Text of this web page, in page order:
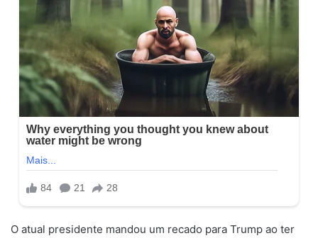
O atual presidente mandou um recado para Trump ao ter